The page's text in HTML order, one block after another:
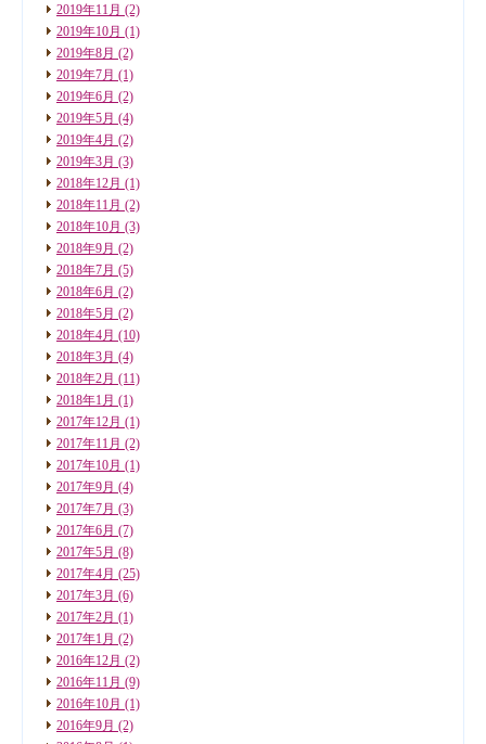
2019年11月 (2)
2019年10月 (1)
2019年8月 (2)
2019年7月 (1)
2019年6月 (2)
2019年5月 (4)
2019年4月 (2)
2019年3月 (3)
2018年12月 (1)
2018年11月 (2)
2018年10月 (3)
2018年9月 (2)
2018年7月 (5)
2018年6月 (2)
2018年5月 (2)
2018年4月 (10)
2018年3月 (4)
2018年2月 (11)
2018年1月 (1)
2017年12月 (1)
2017年11月 (2)
2017年10月 (1)
2017年9月 (4)
2017年7月 (3)
2017年6月 (7)
2017年5月 (8)
2017年4月 (25)
2017年3月 (6)
2017年2月 (1)
2017年1月 (2)
2016年12月 (2)
2016年11月 (9)
2016年10月 (1)
2016年9月 (2)